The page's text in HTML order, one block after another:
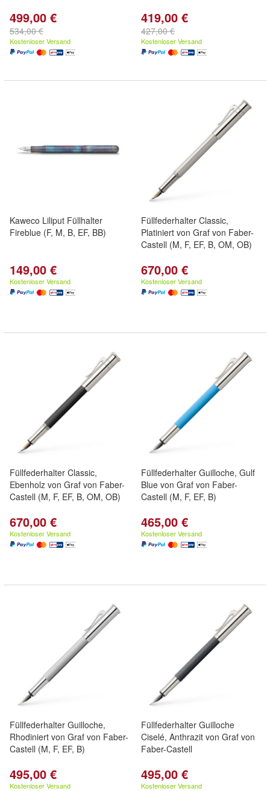
499,00 €
534,00 €
Kostenloser Versand
419,00 €
427,00 €
Kostenloser Versand
Kaweco Liliput Füllhalter
Fireblue (F, M, B, EF, BB)
149,00 €
Kostenloser Versand
Füllfederhalter Classic,
Platiniert von Graf von Faber-
Castell (M, F, EF, B, OM, OB)
670,00 €
Kostenloser Versand
Füllfederhalter Classic,
Ebenholz von Graf von Faber-
Castell (M, F, EF, B, OM, OB)
670,00 €
Kostenloser Versand
Füllfederhalter Guilloche, Gulf
Blue von Graf von Faber-
Castell (M, F, EF, B)
465,00 €
Kostenloser Versand
Füllfederhalter Guilloche,
Rhodiniert von Graf von Faber-
Castell (M, F, EF, B)
495,00 €
Kostenloser Versand
Füllfederhalter Guilloche
Ciselé, Anthrazit von Graf von
Faber-Castell
495,00 €
Kostenloser Versand